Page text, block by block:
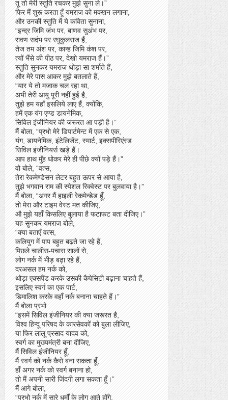
तू तो मेरी स्तुति रचकर मुझे सुना ले।”
फिर मैं शुरू करता हूँ यमराज को मक्खन लगाना,
और उनकी स्तुति में ये कविता सुनाना,
“इन्द्र जिमि जंभ पर, बाणव सुअंभ पर,
रावण सदंभ पर रघुकुलराज हैं,
तेज तम अंश पर, कान्ह जिमि कंश पर,
त्यों भैंसे की पीठ पर, देखो यमराज हैं।”
स्तुति सुनकर यमराज थोड़ा सा शर्माते हैं,
और मेरे पास आकर मुझे बतलाते हैं,
“यार ये तो मजाक चल रहा था,
अभी तेरी आयु पूरी नहीं हुई है,
तुझे हम यहाँ इसलिये लाए हैं, क्योंकि,
हमें एक यंग एण्ड डायनेमिक,
सिविल इंजीनियर की जरूरत आ पड़ी है।”
मैं बोला, “प्रभो मेरे डिपार्टमेन्ट में एक से एक,
यंग, डायनेमिक, इंटेलिजेंट, स्मार्ट, इक्सपीरिएंस्ड
सिविल इंजीनियर्स खड़े हैं।
आप हाथ मुँह धोकर मेरे ही पीछे क्यों पड़े हैं।”
वो बोले, “वत्स,
तेरा रेकमेण्डेसन लेटर बहुत ऊपर से आया है,
तुझे भगवान राम की स्पेशल रिक्वेस्ट पर बुलवाया है।”
मैं बोला, “अगर मैं हाइली रेकमेन्डेड हूँ,
तो मेरा और टाइम वेस्ट मत कीजिए,
औ मुझे यहाँ किसलिए बुलाया है फटाफट बता दीजिए।”
यह सुनकर यमराज बोले,
“क्या बताएँ वत्स,
कलियुग में पाप बहुत बढ़ते जा रहे हैं,
पिछले चालीस-पचास सालों से,
लोग नर्क में भीड़ बढ़ा रहे हैं,
दरअसल हम नर्क को,
थोड़ा एक्सपैंड करके उसकी कैपेसिटी बढ़ाना चाहते हैं,
इसलिए स्वर्ग का एक पार्ट,
डिमालिश करके वहाँ नर्क बनाना चाहते हैं।”
मैं बोला प्रभो
“इसमें सिविल इंजीनियर की क्या जरूरत है,
विश्व हिन्दू परिषद के कारसेवकों को बुला लीजिए,
या फिर लालू प्रसाद यादव को,
स्वर्ग का मुख्यमंत्री बना दीजिए,
मैं सिविल इंजीनियर हूँ,
मैं स्वर्ग को नर्क कैसे बना सकता हूँ,
हाँ अगर नर्क को स्वर्ग बनाना हो,
तो मैं अपनी सारी जिंदगी लगा सकता हूँ।”
मैं आगे बोला,
“प्रभो नर्क में सारे धर्मों के लोग आते होंगे,